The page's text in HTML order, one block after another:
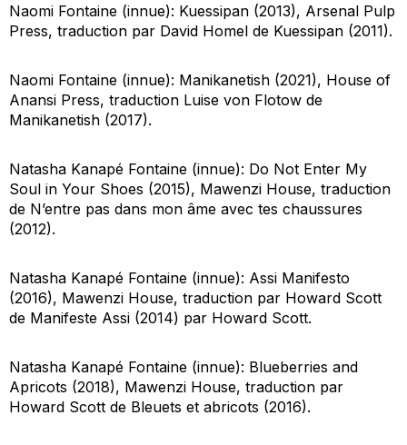
Naomi Fontaine (innue): Kuessipan (2013), Arsenal Pulp
Press, traduction par David Homel de Kuessipan (2011).
Naomi Fontaine (innue): Manikanetish (2021), House of
Anansi Press, traduction Luise von Flotow de
Manikanetish (2017).
Natasha Kanapé Fontaine (innue): Do Not Enter My
Soul in Your Shoes (2015), Mawenzi House, traduction
de N’entre pas dans mon âme avec tes chaussures
(2012).
Natasha Kanapé Fontaine (innue): Assi Manifesto
(2016), Mawenzi House, traduction par Howard Scott
de Manifeste Assi (2014) par Howard Scott.
Natasha Kanapé Fontaine (innue): Blueberries and
Apricots (2018), Mawenzi House, traduction par
Howard Scott de Bleuets et abricots (2016).